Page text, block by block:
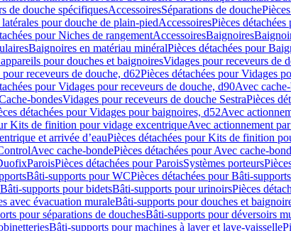
de douche spécifiquesAccessoiresSéparations de douche
pour douche de plain-piedAccessoiresPièces
pour Niches de rangementAccessoiresBaignoires
Baignoires en matériau minéralPièces détachées pour
pour douches et baignoiresVidages pour receveurs de
receveurs de douche, d62Pièces détachées pour Vidages
pour Vidages pour receveurs de douche, d90Avec
bondesVidages pour receveurs de douche SestraPièces
détachées pour Vidages pour baignoires, d52Avec
Kits de finition pour vidage excentriqueAvec actionnement
et arrivée d’eauPièces détachées pour Kits de finition
Avec cache-bondePièces détachées pour Avec cache-
ParoisPièces détachées pour ParoisSystèmes porteurs
Bâti-supports pour WCPièces détachées pour Bâti-
supports pour bidetsBâti-supports pour urinoirsPièces
avec évacuation muraleBâti-supports pour douches et
pour séparations de douchesBâti-supports pour déversoirs
Bâti-supports pour machines à laver et lave-vaisselle